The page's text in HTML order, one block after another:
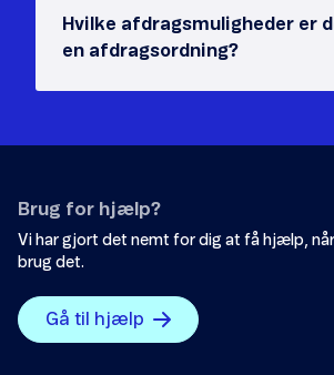
Hvilke afdragsmuligheder er
en afdragsordning?
Brug for hjælp?
Vi har gjort det nemt for dig at få hjælp,
brug det.
Gå til hjælp